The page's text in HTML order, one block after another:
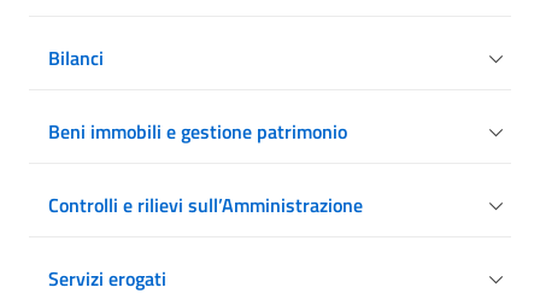
Bilanci
Beni immobili e gestione patrimonio
Controlli e rilievi sull’Amministrazione
Servizi erogati